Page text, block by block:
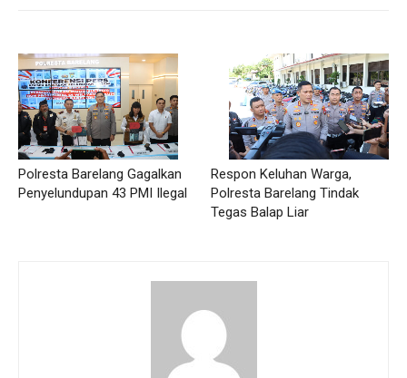
Polresta Barelang Gagalkan
Penyelundupan 43 PMI Ilegal
Respon Keluhan Warga,
Polresta Barelang Tindak
Tegas Balap Liar